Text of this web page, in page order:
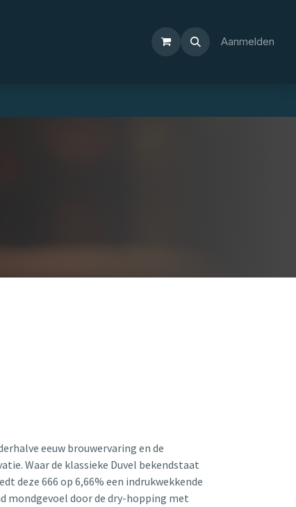
Aanmelden
eeuw brouwervaring en de
Waar de klassieke Duvel bekendstaat
deze 666 op 6,66% een indrukwekkende
mondgevoel door de dry-hopping met